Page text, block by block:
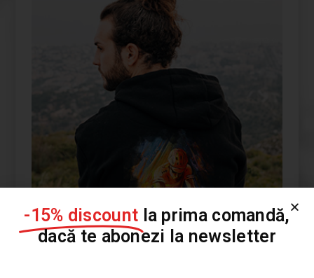
PERSONALIZEAZĂ-ȚI PRODUSUL
-15% discount la prima comandă,
dacă te abonezi la newsletter